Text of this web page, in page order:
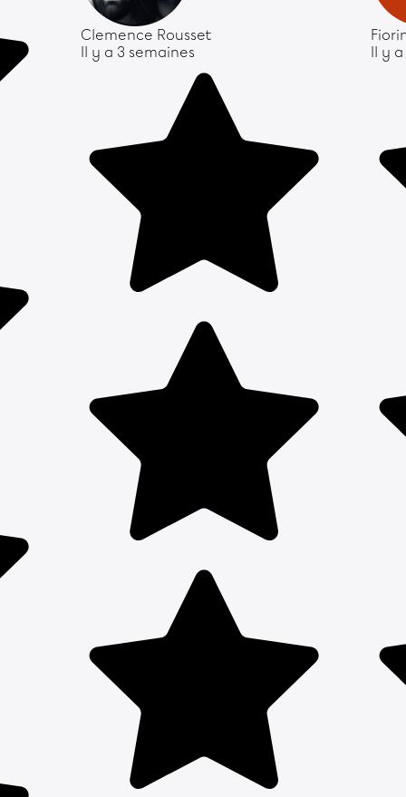
Clemence Rousset
Il y a 3 semaines
Il y